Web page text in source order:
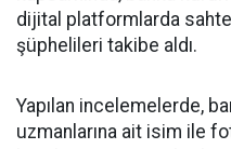
dijital platformlarda sahte
şüphelileri takibe aldı.
Yapılan incelemelerde,
uzmanlarına ait isim ile